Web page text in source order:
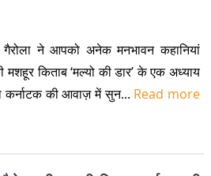
गैरोला ने आपको अनेक मनभावन कहानियां
किताब ‘मल्यो की डार’ के एक अध्याय
कर्नाटक की आवाज़ में सुन... Read more